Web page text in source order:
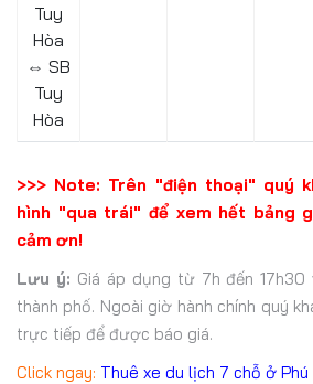
Tuy
Hòa
⇔ SB
Tuy
Hòa
>>> Note: Trên "điện thoại" quý
hình "qua trái" để xem hết bảng
cảm ơn!
Lưu ý: Giá áp dụng từ 7h đến
thành phố. Ngoài giờ hành chính quý
trực tiếp để được báo giá.
Click ngay: Thuê xe du lịch 7 chỗ ở